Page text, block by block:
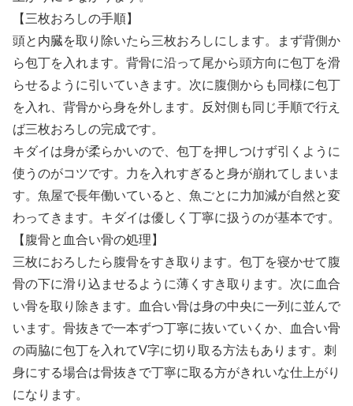
【三枚おろしの手順】
頭と内臓を取り除いたら三枚おろしにします。まず背側か
ら包丁を入れます。背骨に沿って尾から頭方向に包丁を滑
らせるように引いていきます。次に腹側からも同様に包丁
を入れ、背骨から身を外します。反対側も同じ手順で行え
ば三枚おろしの完成です。
キダイは身が柔らかいので、包丁を押しつけず引くように
使うのがコツです。力を入れすぎると身が崩れてしまいま
す。魚屋で長年働いていると、魚ごとに力加減が自然と変
わってきます。キダイは優しく丁寧に扱うのが基本です。
【腹骨と血合い骨の処理】
三枚におろしたら腹骨をすき取ります。包丁を寝かせて腹
骨の下に滑り込ませるように薄くすき取ります。次に血合
い骨を取り除きます。血合い骨は身の中央に一列に並んで
います。骨抜きで一本ずつ丁寧に抜いていくか、血合い骨
の両脇に包丁を入れてV字に切り取る方法もあります。刺
身にする場合は骨抜きで丁寧に取る方がきれいな仕上がり
になります。